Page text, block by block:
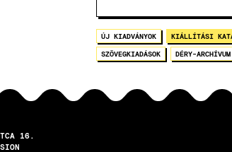
ÚJ KIADVÁNYOK KIÁLLÍTÁSI
SZÖVEGKIADÁSOK DÉRY-ARCHÍVUM
16.